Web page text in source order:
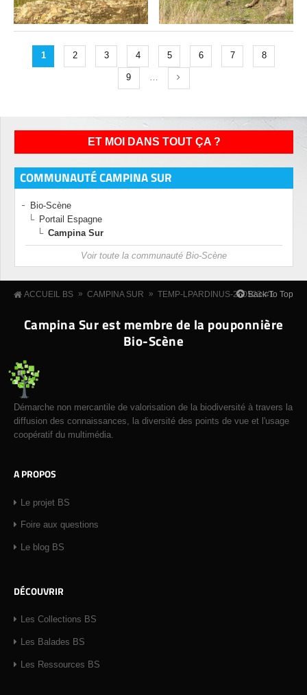
1 2 3 4 5 6 7 8
9 …
ET MOI DANS TOUT ÇA ?
COMMUNAUTÉ CAMPINA SUR
Bio-Scène
Portail Espagne
Campina Sur
Voir toute la communauté Bio-Scène
ACCUEIL BS » CAMPINA SUR » TEMP-LPARDINUS-260523-#1
Back To Top
Campina Sur est membre de la pouponnière
Bio-Scène
Démarche non mercantile de valorisation de la biodiversité à travers la
diffusion des connaissances, la diversité des points de vue et l'usage
coopératif du multimédia.
A PROPOS
Le projet BS
Foire aux questions
Le blog BS
DÉCOUVRIR
Les Collections BS
Les Balades BS
Les Ressources BS